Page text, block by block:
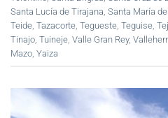
Santa Lucía de Tirajana Santa María
Teide Tazacorte Tegueste Teguise
Tinajo Tuineje Valle Gran Rey,
Mazo Yaiza